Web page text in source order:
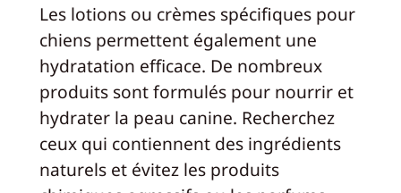
Les lotions ou crèmes spécifiques pour
chiens permettent également une
hydratation efficace. De nombreux
produits sont formulés pour nourrir et
hydrater la peau canine. Recherchez
ceux qui contiennent des ingrédients
naturels et évitez les produits